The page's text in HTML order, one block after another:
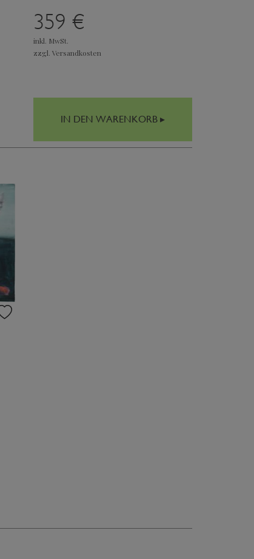
359 €
inkl. MwSt.
zzgl. Versandkosten
IN DEN WARENKORB ▸